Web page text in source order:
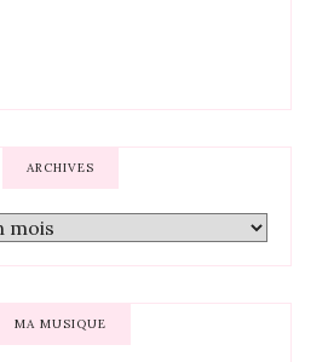
ARCHIVES
MA MUSIQUE